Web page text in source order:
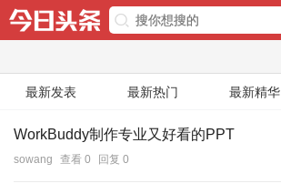
最新发表 最新热门 最新精华
WorkBuddy制作专业又好看的PPT
sowang 查看 0 回复 0